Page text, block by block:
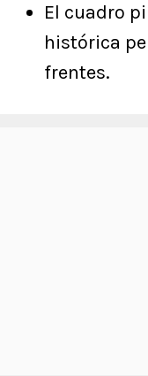
El cuadro
histórica
frentes.